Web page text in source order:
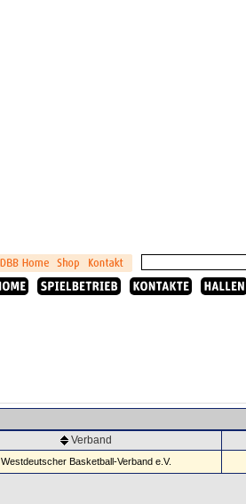
Verband
Westdeutscher Basketball-Verband e.V.